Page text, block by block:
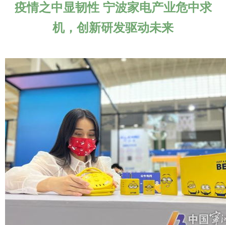
疫情之中显韧性 宁波家电产业危中求
机，创新研发驱动未来